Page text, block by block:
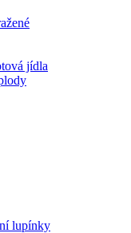
jídla
lupínky